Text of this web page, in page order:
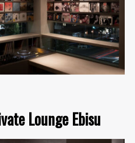
Lounge Ebisu